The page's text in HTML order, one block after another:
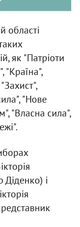
області
як "Патріоти
"Країна",
"Нове
"Власна сила",
і